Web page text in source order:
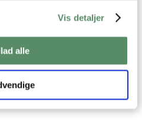
Vis detaljer
alle
eller lyst til at sende en sød
kommentarfeltet herunder.
dit spørgsmål i kommentarfeltet,
- eller du kan kigge på
på mange 'ofte stillede